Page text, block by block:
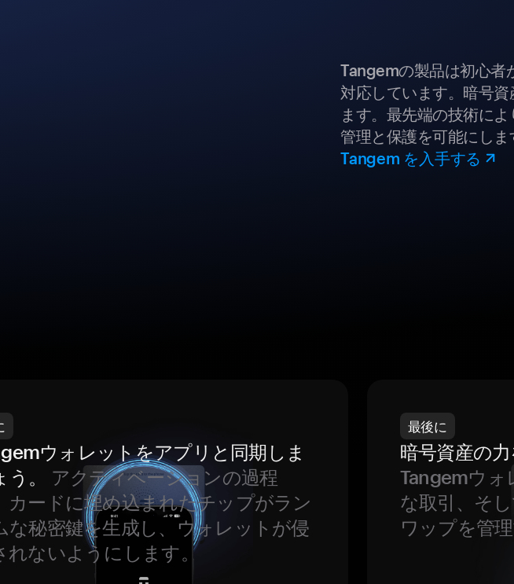
Tangemの製品は初心者
対応しています。暗号
ます。最先端の技術に
管理と保護を可能にしま
Tangem を入手する
ウォレットをアプリと同期しま
う。
アクティベーションの過程
カードに埋め込まれたチップがラン
な秘密鍵を生成し、ウォレットが侵
れないようにします。
最後に
暗号資産の
Tangemウォ
な取引、そ
ワップを管